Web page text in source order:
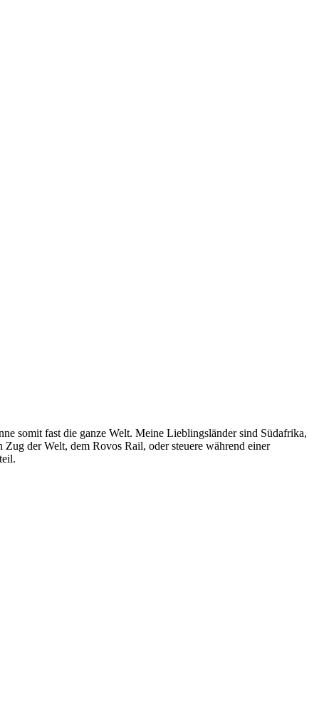
somit fast die ganze Welt. Meine Lieblingsländer sind Südafrika,
der Welt, dem Rovos Rail, oder steuere während einer